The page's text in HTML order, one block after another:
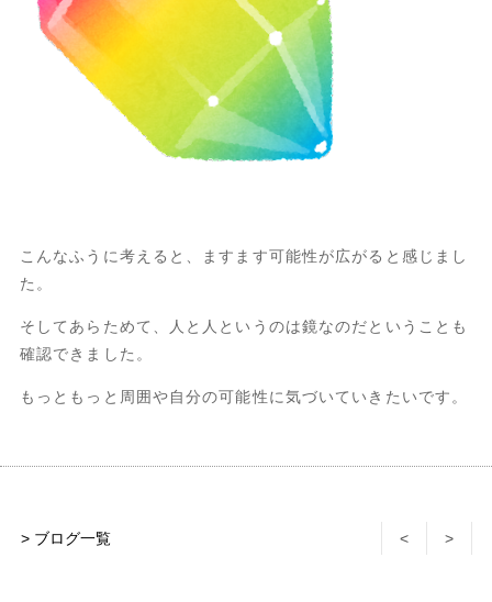
こんなふうに考えると、ますます可能性が広がると感じまし
た。
そしてあらためて、人と人というのは鏡なのだということも
確認できました。
もっともっと周囲や自分の可能性に気づいていきたいです。
> ブログ一覧 < >